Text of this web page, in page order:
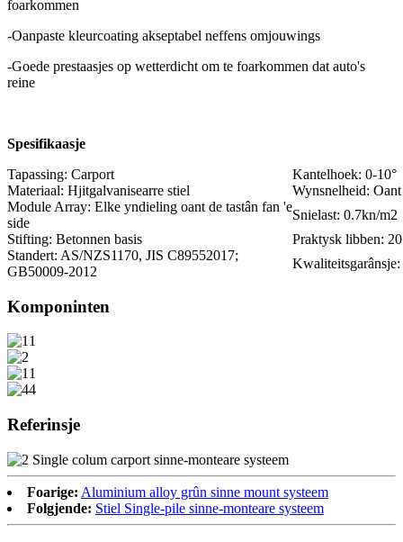
foarkommen
-Oanpaste kleurcoating akseptabel neffens omjouwings
-Goede prestaasjes op wetterdicht om te foarkommen dat auto's
reine
Spesifikaasje
Tapassing: Carport
Kantelhoek: 0-10°
Materiaal: Hjitgalvanisearre stiel
Wynsnelheid:
Module Array: Elke yndieling oant de tastân fan 'e
side
Snielast: 0.7kn/m2
Stifting: Betonnen basis
Praktysk libben:
Standert: AS/NZS1170, JIS C89552017;
GB50009-2012
Komponinten
Referinsje
Foarige: Aluminium alloy grûn sinne mount systeem
Folgjende: Stiel Single-pile sinne-monteare systeem